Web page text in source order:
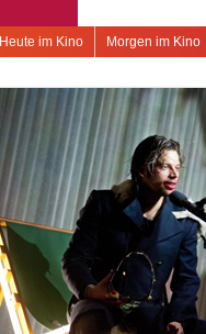
Morgen im Kino
Heute im Kino